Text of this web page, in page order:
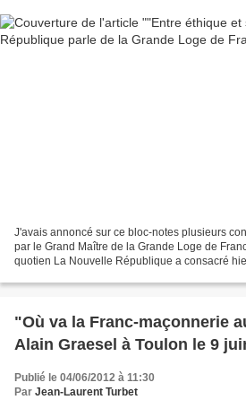
J'avais annoncé sur ce bloc-notes plusieurs
par le Grand Maître de la Grande Loge de
quotien La Nouvelle République a consacré
"Où va la Franc-maçonnerie
Alain Graesel à Toulon le 9
Publié le 04/06/2012 à 11:30
Par Jean-Laurent Turbet